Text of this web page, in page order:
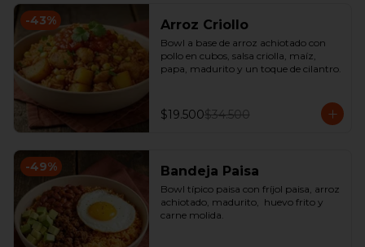
-43% Arroz Criollo
Bowl a base de arroz achiotado con
pollo en cubos, salsa criolla, maíz,
papa, madurito y un toque de cilantro.
$19.500$34.500
-49% Bandeja Paisa
Bowl típico paisa con fríjol paisa, arroz
achiotado, madurito,  huevo frito y
carne molida.